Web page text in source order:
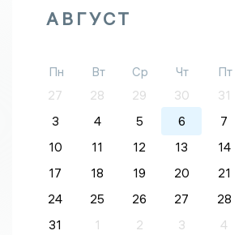
АВГУСТ
Пн Вт Ср Чт Пт
27
28 29 30 31
3
4 5 6 7
10
11 12 13 14
17
18 19 20 21
24
25 26 27 28
31
1 2 3 4